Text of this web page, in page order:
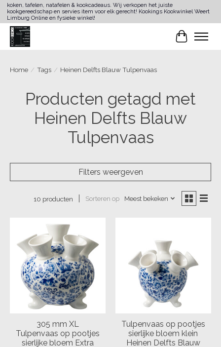
koken, tafelen, natafelen & kookcadeaus. Wij verkopen het juiste
kookgereedschap en servies item voor elk gerecht! Kookings Kookwinkel Weert
Limburg Online en fysieke winkel!
Home / Tags / Heinen Delfts Blauw Tulpenvaas
Producten getagd met
Heinen Delfts Blauw
Tulpenvaas
Filters weergeven
10 producten Sorteren op Meest bekeken
305 mm XL
Tulpenvaas op pootjes
sierlijke bloem Extra
Tulpenvaas op pootjes
sierlijke bloem klein
Heinen Delfts Blauw